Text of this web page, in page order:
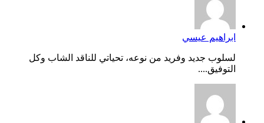
ابراهيم عيسي
لسلوب جديد وفريد من نوعه، تحياتي للناقد الشاب وكل
التوفيق....